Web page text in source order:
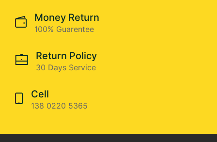
Money Return
100% Guarentee
Return Policy
30 Days Service
Cell
138 0220 5365